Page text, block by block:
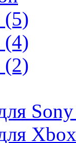
(5)
(4)
(2)